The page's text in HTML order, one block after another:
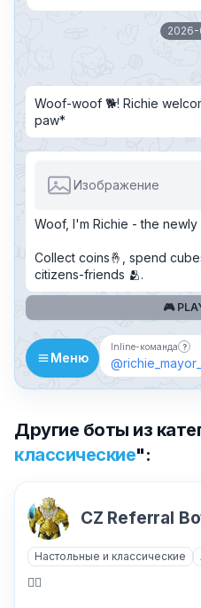
2026-
Woof-woof 🐕! Richie
paw*
Изображение
Woof, I'm Richie - the
Collect coins🤞, spend
citizens-friends 🫂.
🎮
Меню
Inline-команда ?
Бот можно
Другие боты из
классические":
CZ Referral
Настольные и классические
🧟‍♀️